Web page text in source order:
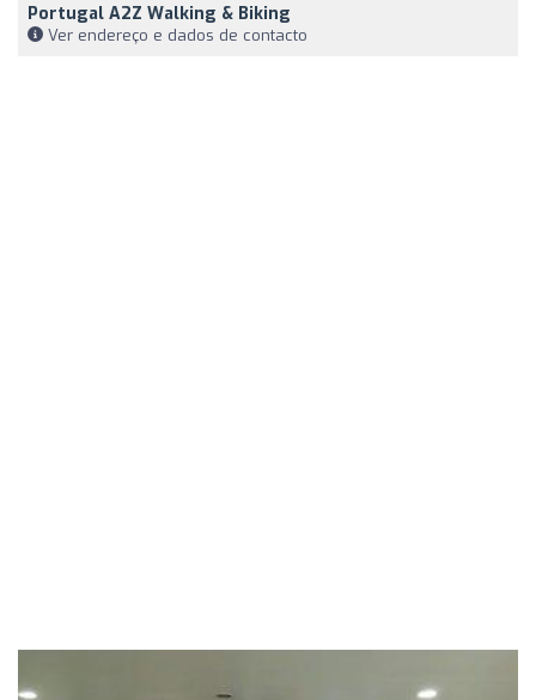
Portugal A2Z Walking & Biking
Ver endereço e dados de contacto